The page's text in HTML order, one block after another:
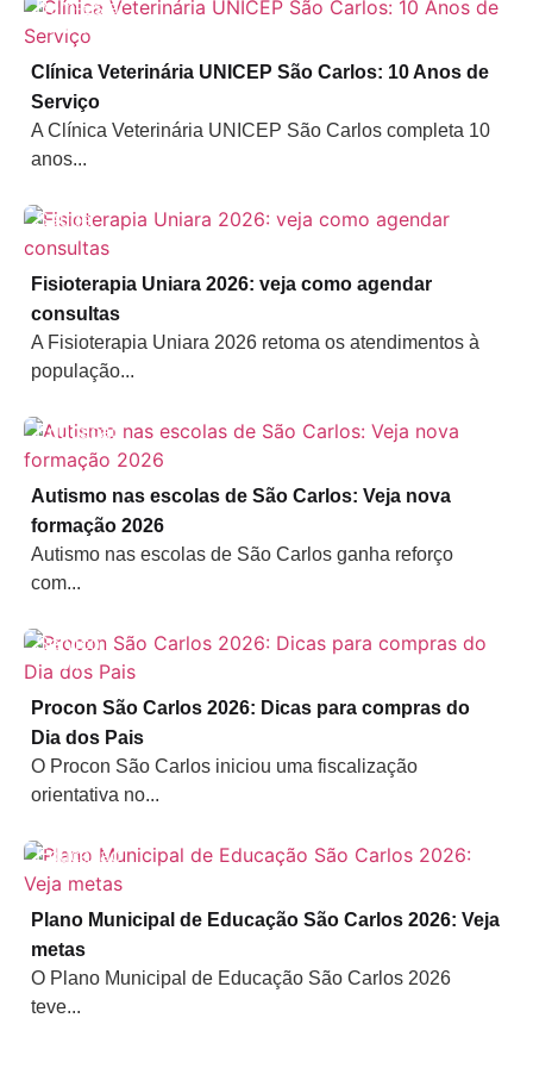
Bem-Estar
Animal
Clínica Veterinária UNICEP São Carlos: 10 Anos de
Serviço
A Clínica Veterinária UNICEP São Carlos completa 10
anos...
Saúde
Fisioterapia Uniara 2026: veja como agendar
consultas
A Fisioterapia Uniara 2026 retoma os atendimentos à
população...
Educação
Autismo nas escolas de São Carlos: Veja nova
formação 2026
Autismo nas escolas de São Carlos ganha reforço
com...
Serviço
Público
Procon São Carlos 2026: Dicas para compras do
Dia dos Pais
O Procon São Carlos iniciou uma fiscalização
orientativa no...
Educação
Plano Municipal de Educação São Carlos 2026: Veja
metas
O Plano Municipal de Educação São Carlos 2026
teve...